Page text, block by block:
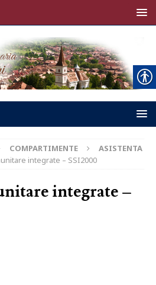
COMPARTIMENTE
ASISTENTA
integrate – SSI2000
integrate –